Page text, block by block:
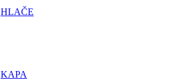
HLAČE
KAPA